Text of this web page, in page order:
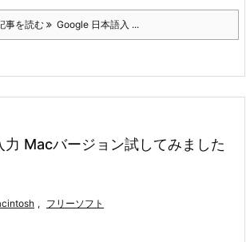
事を読む Google 日本語入 ...
Macバージョン試してみました
, フリーソフト